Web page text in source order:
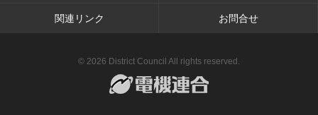
関連リンク お問合せ
© 2026 District Council All rights reserved.